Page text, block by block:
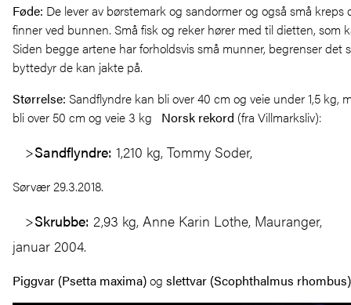
Føde: De lever av børstemark og sandormer og også små kreps
finner ved bunnen. Små fisk og reker hører med til dietten, som
Siden begge artene har forholdsvis små munner, begrenser det
byttedyr de kan jakte på.
Størrelse: Sandflyndre kan bli over 40 cm og veie under 1,5 kg,
bli over 50 cm og veie 3 kg Norsk rekord (fra Villmarksliv):
Sandflyndre: 1,210 kg, Tommy Soder,
Sørvær 29.3.2018.
Skrubbe: 2,93 kg, Anne Karin Lothe, Mauranger,
januar 2004.
Piggvar (Psetta maxima)og slettvar (Scophthalmus rhombus)